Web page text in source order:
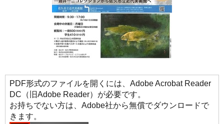
PDF形式のファイルを開くには、Adobe Acrobat Reader
DC（旧Adobe Reader）が必要です。
お持ちでない方は、Adobe社から無償でダウンロードで
きます。